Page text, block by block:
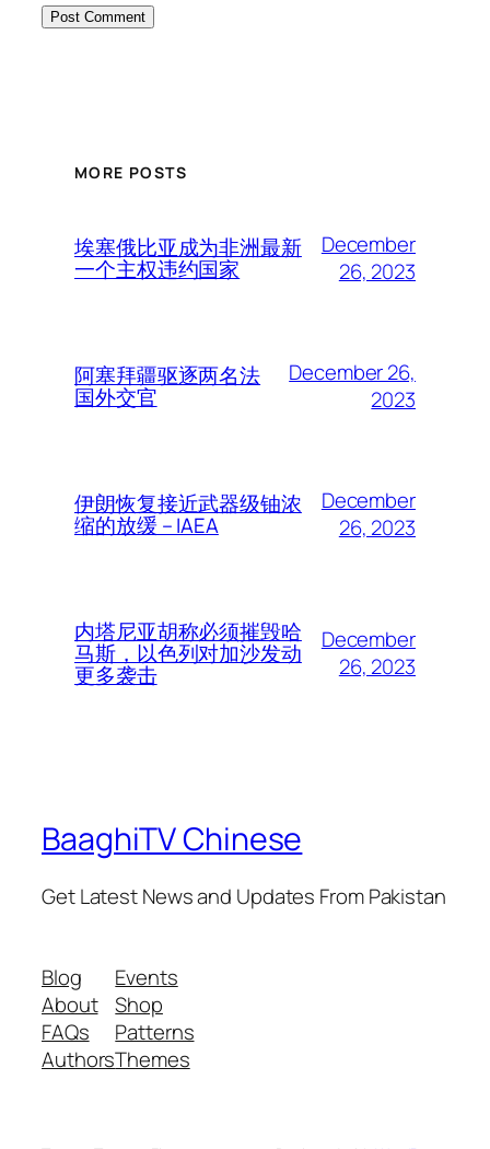
MORE POSTS
埃塞俄比亚成为非洲最新
一个主权违约国家
December
26, 2023
阿塞拜疆驱逐两名法
国外交官
December 26,
2023
伊朗恢复接近武器级铀浓
缩的放缓 – IAEA
December
26, 2023
内塔尼亚胡称必须摧毁哈
马斯，以色列对加沙发动
更多袭击
December
26, 2023
BaaghiTV Chinese
Get Latest News and Updates From Pakistan
Blog
About
FAQs
Authors
Events
Shop
Patterns
Themes